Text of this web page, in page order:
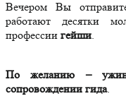
Вечером Вы
работают десятки
профессии гейши
По желанию –
сопровождении гида.